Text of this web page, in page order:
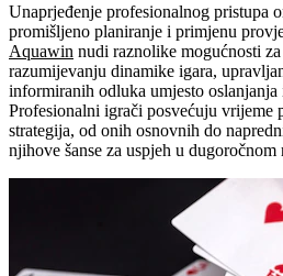
Unaprjeđenje profesionalnog pristupa
promišljeno planiranje i primjenu
Aquawin nudi raznolike mogućnosti
razumijevanju dinamike igara,
informiranih odluka umjesto oslanjanja
Profesionalni igrači posvećuju vrijeme
strategija, od onih osnovnih do
njihove šanse za uspjeh u dugoročnom